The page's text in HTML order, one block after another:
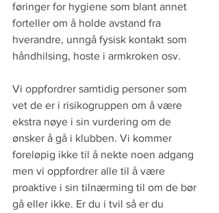
føringer for hygiene som blant annet
forteller om å holde avstand fra
hverandre, unngå fysisk kontakt som
håndhilsing, hoste i armkroken osv.
Vi oppfordrer samtidig personer som
vet de er i risikogruppen om å være
ekstra nøye i sin vurdering om de
ønsker å gå i klubben. Vi kommer
foreløpig ikke til å nekte noen adgang
men vi oppfordrer alle til å være
proaktive i sin tilnærming til om de bør
gå eller ikke. Er du i tvil så er du